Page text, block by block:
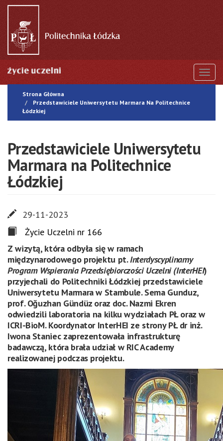
Przejdź
treści
Strona Główna
Przedstawiciele Uniwersytetu Marmara Na Politechnice
Łódzkiej
Przedstawiciele Uniwersytetu
Marmara na Politechnice
Łódzkiej
29-11-2023
Życie Uczelni nr 166
Z wizytą, która odbyła się w ramach
międzynarodowego projektu pt.Interdyscyplinarny
Program Wspierania Przedsiębiorczości Uczelni (InterHEI)
przyjechali do Politechniki Łódzkiej przedstawiciele
Uniwersytetu Marmara w Stambule. Sema Gunduz,
prof. Oğuzhan Gündüz oraz doc. Nazmi Ekren
odwiedzili laboratoria na kilku wydziałach PŁ oraz w
ICRI-BioM. Koordynator InterHEI ze strony PŁ dr inż.
Iwona Staniec zaprezentowała infrastrukturę
badawczą, która brała udział w RIC Academy
realizowanej podczas projektu.